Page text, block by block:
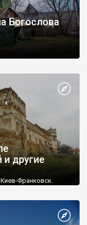
Богослова
другие
Франковск.